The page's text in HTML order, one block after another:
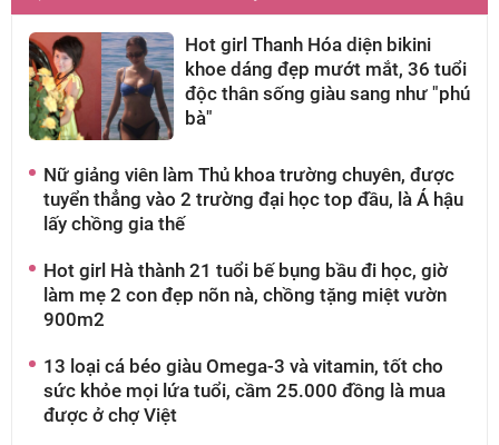
Hot girl Thanh Hóa diện bikini
khoe dáng đẹp mướt mắt, 36 tuổi
độc thân sống giàu sang như "phú
bà"
Nữ giảng viên làm Thủ khoa trường chuyên, được
tuyển thẳng vào 2 trường đại học top đầu, là Á hậu
lấy chồng gia thế
Hot girl Hà thành 21 tuổi bế bụng bầu đi học, giờ
làm mẹ 2 con đẹp nõn nà, chồng tặng miệt vườn
900m2
13 loại cá béo giàu Omega-3 và vitamin, tốt cho
sức khỏe mọi lứa tuổi, cầm 25.000 đồng là mua
được ở chợ Việt